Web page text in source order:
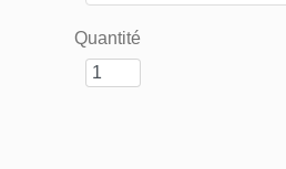
Quantité